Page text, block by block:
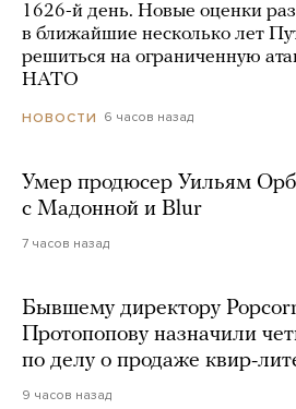
1626-й день. Новые оценки
в ближайшие несколько лет
решиться на ограниченную
НАТО
НОВОСТИ 6 часов назад
Умер продюсер Уильям
с Мадонной и Blur
7 часов назад
Бывшему директору
Протопопову назначили
по делу о продаже квир-
9 часов назад